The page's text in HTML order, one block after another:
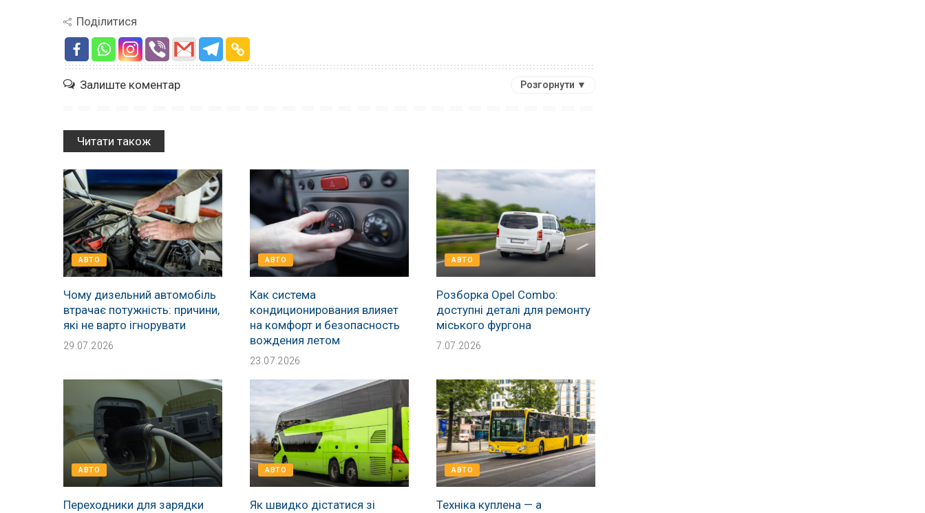
Поділитися
Залиште коментар Розгорнути ▼
Читати також
АВТО
Чому дизельний автомобіль
втрачає потужність: причини,
які не варто ігнорувати
29.07.2026
АВТО
Как система
кондиционирования влияет
на комфорт и безопасность
вождения летом
23.07.2026
АВТО
Розборка Opel Combo:
доступні деталі для ремонту
міського фургона
7.07.2026
АВТО
Переходники для зарядки
АВТО
Як швидко дістатися зі
АВТО
Техніка куплена — а